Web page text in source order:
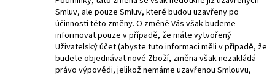
Smluv, ale pouze Smluv, které budou uzavřeny po
účinnosti této změny. O změně Vás však budeme
informovat pouze v případě, že máte vytvořený
Uživatelský účet (abyste tuto informaci měli v případě, že
budete objednávat nové Zboží, změna však nezakládá
právo výpovědi, jelikož nemáme uzavřenou Smlouvu,